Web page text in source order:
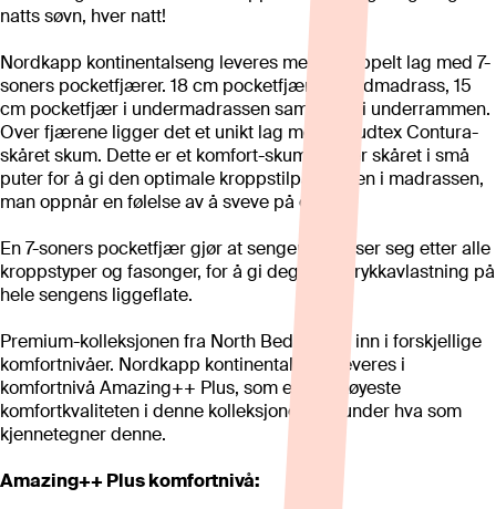
natts søvn, hver natt!
Nordkapp kontinentalseng leveres med et trippelt lag med 7-
soners pocketfjærer. 18 cm pocketfjær i hovedmadrass, 15
cm pocketfjær i undermadrassen samt 7 cm i underrammen.
Over fjærene ligger det et unikt lag med Cloudtex Contura-
skåret skum. Dette er et komfort-skum som er skåret i små
puter for å gi den optimale kroppstilpasningen i madrassen,
man oppnår en følelse av å sveve på en sky.
En 7-soners pocketfjær gjør at sengen tilpasser seg etter alle
kroppstyper og fasonger, for å gi deg riktig trykkavlastning på
hele sengens liggeflate.
Premium-kolleksjonen fra North Beds deles inn i forskjellige
komfortnivåer. Nordkapp kontinentalseng leveres i
komfortnivå Amazing++ Plus, som er den høyeste
komfortkvaliteten i denne kolleksjonen. Se under hva som
kjennetegner denne.
Amazing++ Plus komfortnivå: